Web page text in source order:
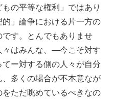
の平等な権利」ではあり
」論争における片一方の
す。とんでもありませ
々はみんな、―今こそ対す
ー対する側の人々が自分
多くの場合が不本意なが
ただ眺めているべきなの